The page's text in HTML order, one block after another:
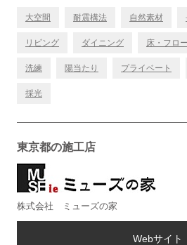
大空間 耐震構法 自然素材
リビング ダイニング 床・フロ
洗練 陽当たり プライベート
採光
東京都の施工店
株式会社 ミューズの家
Webサイト